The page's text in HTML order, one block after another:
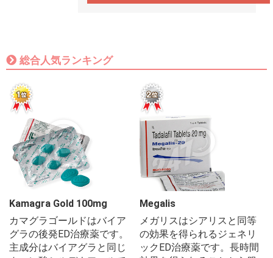
総合人気ランキング
Kamagra Gold 100mg
カマグラゴールドはバイア
グラの後発ED治療薬です。
主成分はバイアグラと同じ
Megalis
メガリスはシアリスと同等
の効果を得られるジェネリ
ックED治療薬です。長時間